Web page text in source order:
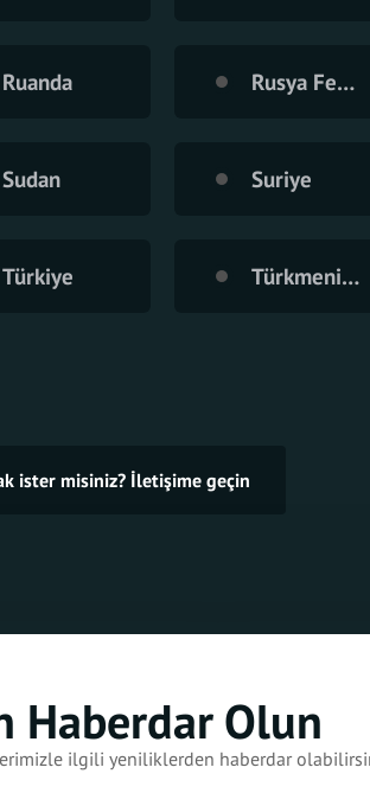
Ruanda Rusya Federasyonu
Sudan Suriye
Türkiye Türkmenistan
ister misiniz? İletişime geçin
Haberdar Olun
ilgili yeniliklerden haberdar